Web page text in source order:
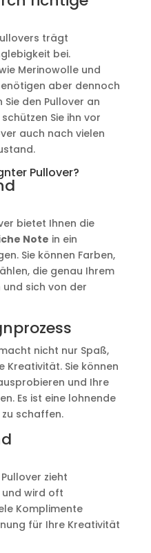
trägt
bei.
Merinowolle und
aber dennoch
den Pullover an
Sie ihn vor
auch nach vielen
Pullover?
bietet Ihnen die
Note in ein
Sie können Farben,
die genau Ihrem
sich von der
nicht nur Spaß,
Sie können
und Ihre
Es ist eine lohnende
zu schaffen.
zieht
wird oft
Komplimente
für Ihre Kreativität